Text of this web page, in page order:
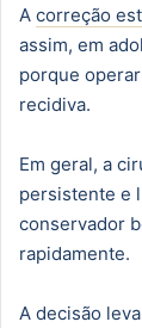
A correção
assim, em
porque
recidiva.
Em geral, a
persistente e
conservador
rapidamente.
A decisão